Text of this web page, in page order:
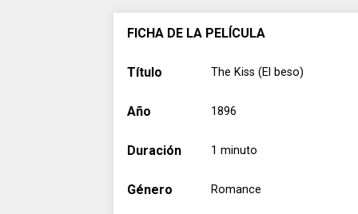
FICHA DE LA PELÍCULA
Título The Kiss (El beso)
Año 1896
Duración 1 minuto
Género Romance